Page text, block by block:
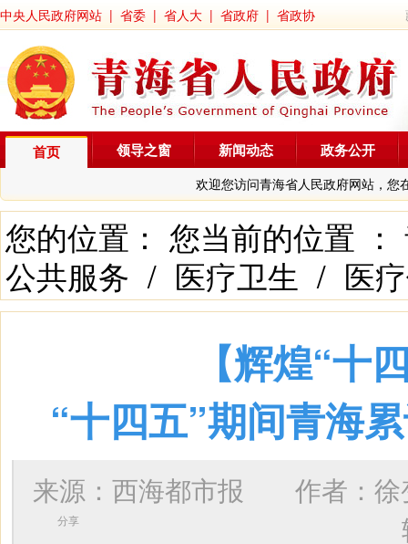
中央人民政府网站 | 省委 | 省人大 | 省政府 | 省政协
首页
欢迎您访问青海省人民政府网站，您
领导之窗 新闻动态 政务公开
您的位置： 您当前的位置 ：
公共服务 / 医疗卫生 / 医
【辉煌“十
“十四五”期间青海
来源：西海都市报 作者：
分享